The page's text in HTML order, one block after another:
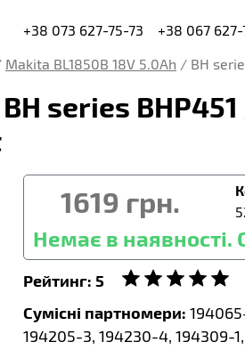
+38 073 627-75-73
+38 067 627-
Makita BL1850B 18V 5.0Ah / BH
series
1619 грн.
Немає в наявності.
Рейтинг: 5
Сумісні партномери:
194205-3, 194230-4, 194309-